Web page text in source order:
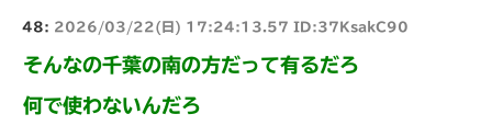
48: 2026/03/22(日) 17:24:13.57 ID:37KsakC90
そんなの千葉の南の方だって有るだろ
何で使わないんだろ